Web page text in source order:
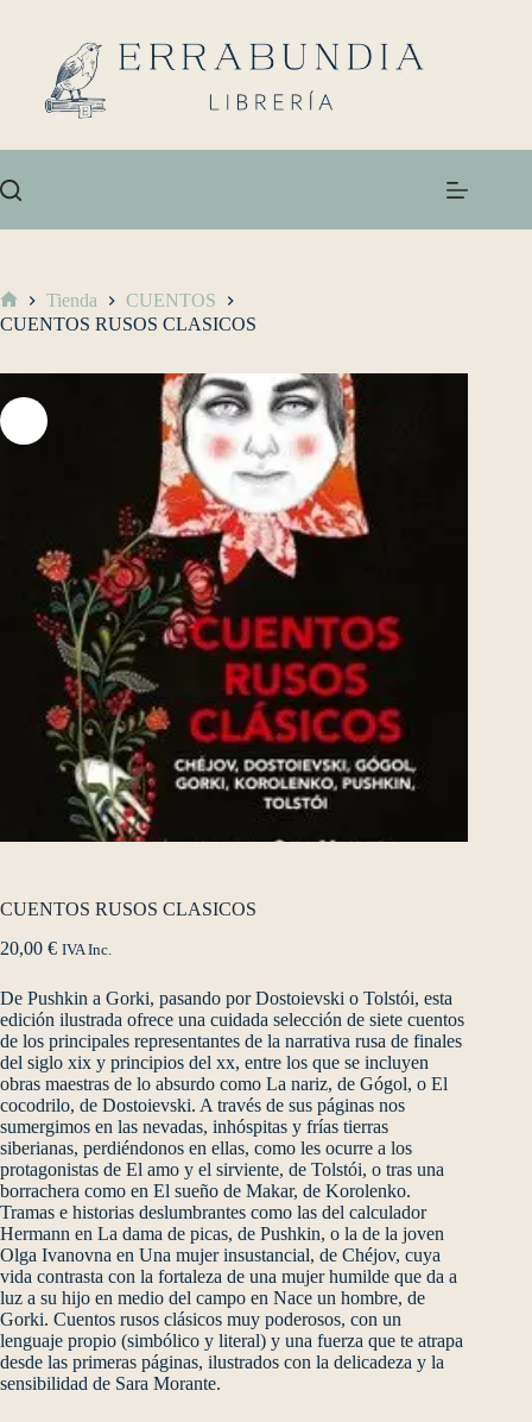
Tienda
CUENTOS
CUENTOS RUSOS CLASICOS
CUENTOS RUSOS CLASICOS
20,00 € IVA Inc.
De Pushkin a Gorki, pasando por Dostoievski o Tolstói, esta
edición ilustrada ofrece una cuidada selección de siete cuentos
de los principales representantes de la narrativa rusa de finales
del siglo xix y principios del xx, entre los que se incluyen
obras maestras de lo absurdo como La nariz, de Gógol, o El
cocodrilo, de Dostoievski. A través de sus páginas nos
sumergimos en las nevadas, inhóspitas y frías tierras
siberianas, perdiéndonos en ellas, como les ocurre a los
protagonistas de El amo y el sirviente, de Tolstói, o tras una
borrachera como en El sueño de Makar, de Korolenko.
Tramas e historias deslumbrantes como las del calculador
Hermann en La dama de picas, de Pushkin, o la de la joven
Olga Ivanovna en Una mujer insustancial, de Chéjov, cuya
vida contrasta con la fortaleza de una mujer humilde que da a
luz a su hijo en medio del campo en Nace un hombre, de
Gorki. Cuentos rusos clásicos muy poderosos, con un
lenguaje propio (simbólico y literal) y una fuerza que te atrapa
desde las primeras páginas, ilustrados con la delicadeza y la
sensibilidad de Sara Morante.